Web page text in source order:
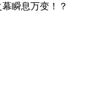
瞬息万变！？